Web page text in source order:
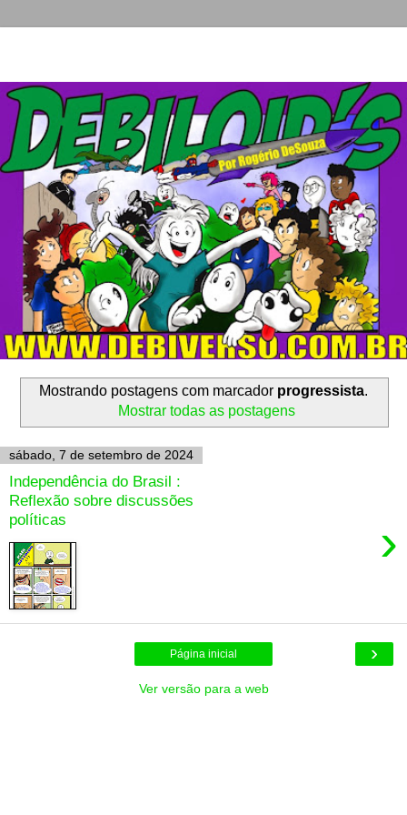
Mostrando postagens com marcador progressista.
Mostrar todas as postagens
sábado, 7 de setembro de 2024
Independência do Brasil :
Reflexão sobre discussões
políticas
›
›
Página inicial
Ver versão para a web